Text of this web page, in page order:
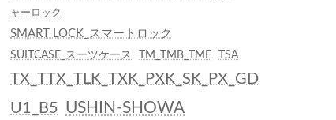
ャーロック
SMART LOCK_スマートロック
SUITCASE_スーツケース TM_TMB_TME TSA
TX_TTX_TLK_TXK_PXK_SK_PX_GD
U1_B5 USHIN-SHOWA